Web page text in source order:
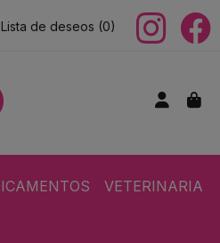
Lista de deseos (0)
VETERINARIA